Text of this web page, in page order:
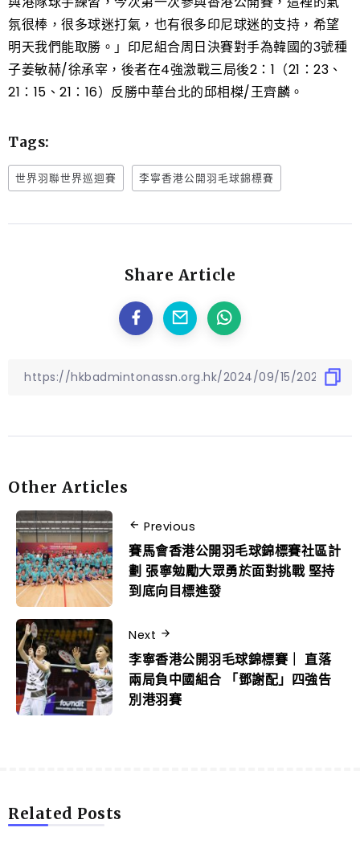
氛很棒，很多球迷打氣，也有很多印尼球迷的支持，希望
明天我們能取勝。」印尼組合周日決賽對手為韓國的3號種
子姜敏赫/徐承宰，後者在4強激戰三局後2：1（21：23、
21：15、21：16）反勝中華台北的邱相榤/王齊麟。
Tags:
世界羽聯世界巡迴賽 李寧香港公開羽毛球錦標賽
Share Article
Other Articles
Previous
賽馬會香港公開羽毛球錦標賽社區計
劃 張寧勉勵大眾勇於面對挑戰 堅持
到底向目標進發
Next
李寧香港公開羽毛球錦標賽｜ 直落
兩局負中國組合 「鄧謝配」四強告
別港羽賽
Related Posts